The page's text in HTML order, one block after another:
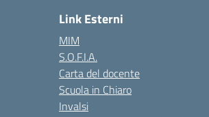
Link Esterni
MIM
S.O.F.I.A.
Carta del docente
Scuola in Chiaro
Invalsi